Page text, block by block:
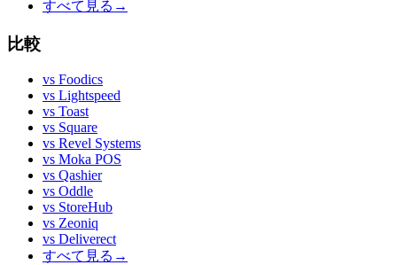
すべて見る →
比較
vs Foodics
vs Lightspeed
vs Toast
vs Square
vs Revel Systems
vs Moka POS
vs Qashier
vs Oddle
vs StoreHub
vs Zeoniq
vs Deliverect
すべて見る →